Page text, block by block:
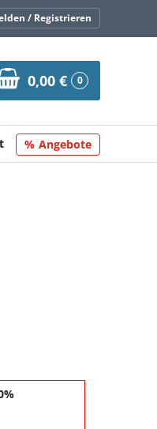
/ Registrieren
0,00 € 0
Angebote